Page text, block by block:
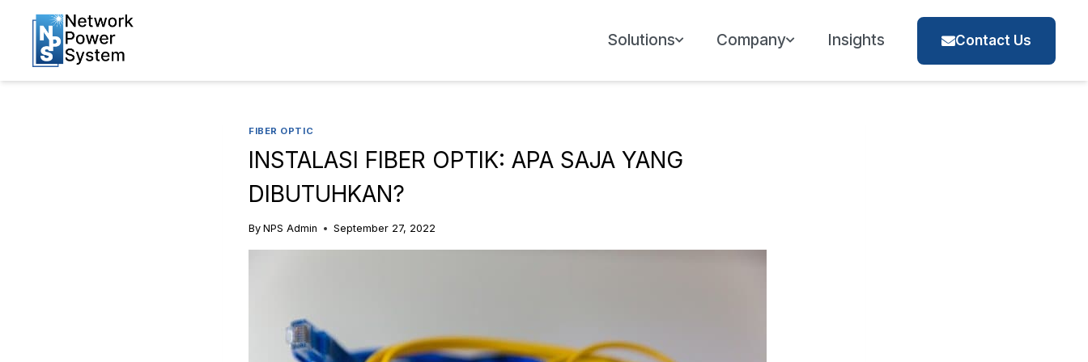
Solutions Company Insights Contact Us
FIBER OPTIC
INSTALASI FIBER OPTIK: APA SAJA YANG
DIBUTUHKAN?
By NPS Admin September 27, 2022